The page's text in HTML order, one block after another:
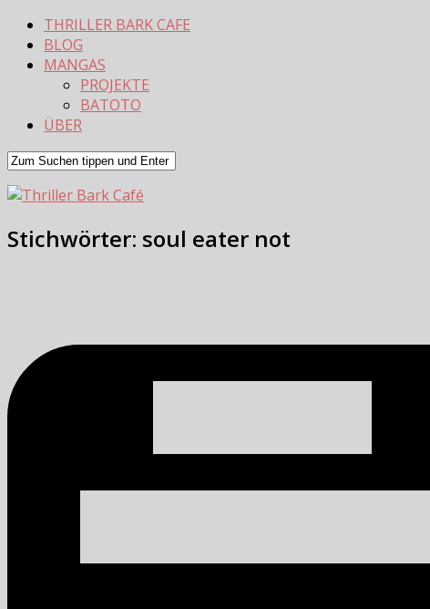
THRILLER BARK CAFE
BLOG
MANGAS
PROJEKTE
BATOTO
ÜBER
Stichwörter: soul eater not